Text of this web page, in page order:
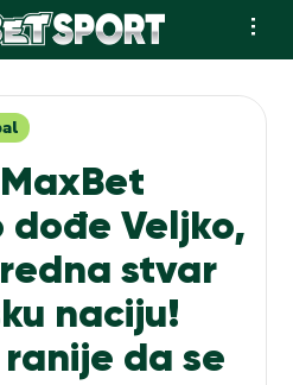
dođe Veljko,
stvar
naciju!
da se